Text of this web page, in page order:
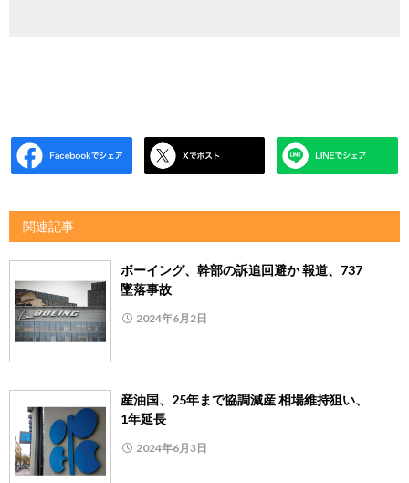
関連記事
ボーイング、幹部の訴追回避か 報道、737
墜落事故
2024年6月2日
産油国、25年まで協調減産 相場維持狙い、
1年延長
2024年6月3日